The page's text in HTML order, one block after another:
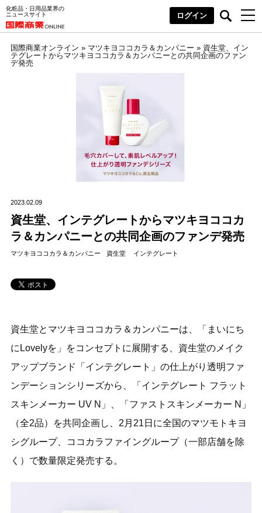
化粧品・日用品業界の
ニュースサイト
ログイン
国際商業オンライン » マツキヨココカラ＆カンパニー » 資生堂、イン
テグレートからマツキヨココカラ＆カンパニーとの共同企画のファン
デ発売
2023.02.09
資生堂、インテグレートからマツキヨココカ
ラ＆カンパニーとの共同企画のファンデ発売
マツキヨココカラ＆カンパニー 資生堂 インテグレート
資生堂とマツキヨココカラ＆カンパニーは、「まいにち
にLovelyを」をコンセプトに展開する、資生堂のメイク
アップブランド「インテグレート」の仕上がり透明ファ
ンデーションシリーズから、「インテグレート フラット
スキンメーカー UV N」、「ファストスキンメーカー N」
（全2品）を共同企画し、2月21日に全国のマツモトキヨ
シグループ、ココカラファイングループ（一部店舗を除
く）で数量限定発売する。